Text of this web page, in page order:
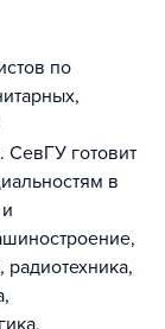
по
готовит
в